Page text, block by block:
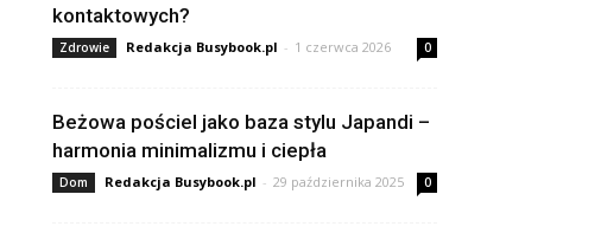
kontaktowych?
Zdrowie Redakcja Busybook.pl - 1 czerwca 2026 0
Beżowa pościel jako baza stylu Japandi –
harmonia minimalizmu i ciepła
Dom Redakcja Busybook.pl - 29 października 2025 0